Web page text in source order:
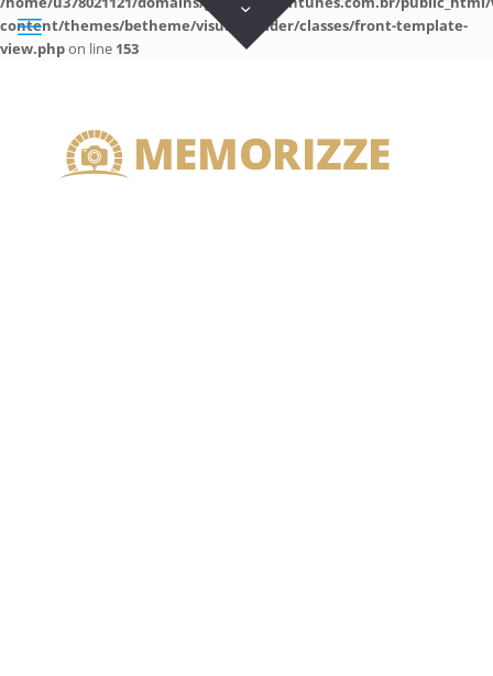
content/themes/betheme/visual-builder/classes/front-template-
view.phpon line 153